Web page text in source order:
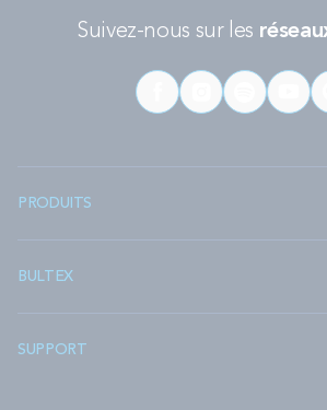
Suivez-nous sur les
PRODUITS
BULTEX
SUPPORT